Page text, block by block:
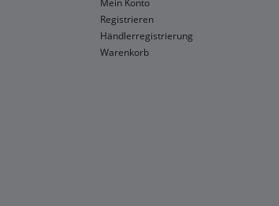
Mein Konto
Registrieren
Händlerregistrierung
Warenkorb